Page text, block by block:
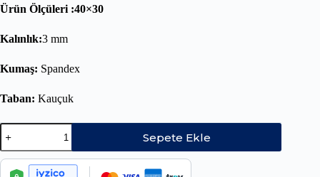
Ürün Ölçüleri :40×30
Kalınlık:3 mm
Kumaş: Spandex
Taban: Kauçuk
Sepete Ekle